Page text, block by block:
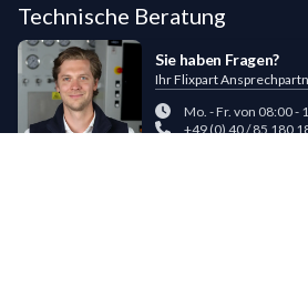
Technische Beratung
Sie haben Fragen?
Ihr Flixpart
Mo. - Fr. von 08:00 -
+49 (0) 40 / 85 180